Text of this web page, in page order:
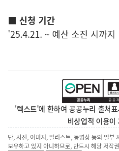
■ 신청 기간
'25.4.21. ~ 예산 소진 시까지
'텍스트'에 한하여 공공누리 출처
비상업적 이용이
단, 사진, 이미지, 일러스트, 동영상 등의 일부
보유하고 있지 아니하므로, 반드시 해당 저작